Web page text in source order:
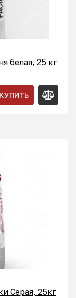
белая, 25 кг
КУПИТЬ
Серая, 25кг